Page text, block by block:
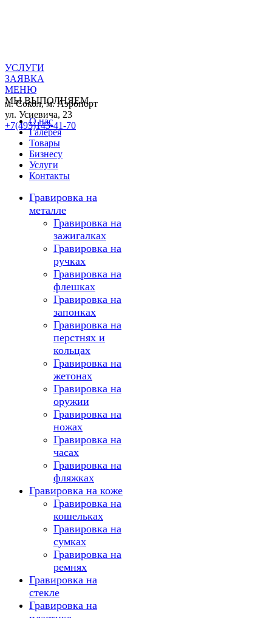
м. Сокол, м. Аэропорт
ул. Усиевича, 23
+7(495)143-41-70
УСЛУГИ
ЗАЯВКА
МЕНЮ
МЫ ВЫПОЛНЯЕМ
О нас
Галерея
Товары
Бизнесу
Услуги
Контакты
Гравировка на
металле
Гравировка на
зажигалках
Гравировка на
ручках
Гравировка на
флешках
Гравировка на
запонках
Гравировка на
перстнях и
кольцах
Гравировка на
жетонах
Гравировка на
оружии
Гравировка на
ножах
Гравировка на
часах
Гравировка на
фляжках
Гравировка на коже
Гравировка на
кошельках
Гравировка на
сумках
Гравировка на
ремнях
Гравировка на
стекле
Гравировка на